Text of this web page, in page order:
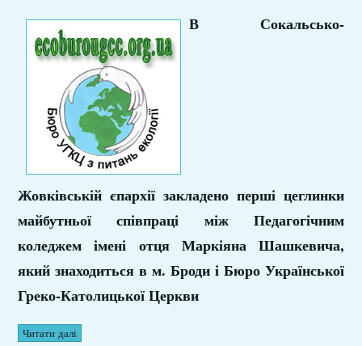
В Сокальсько-
Жовківській єпархії закладено перші цеглинки
майбутньої співпраці між Педагогічним
коледжем імені отця Маркіяна Шашкевича,
який знаходиться в м. Броди і Бюро Української
Греко-Католицької Церкви
Читати далі